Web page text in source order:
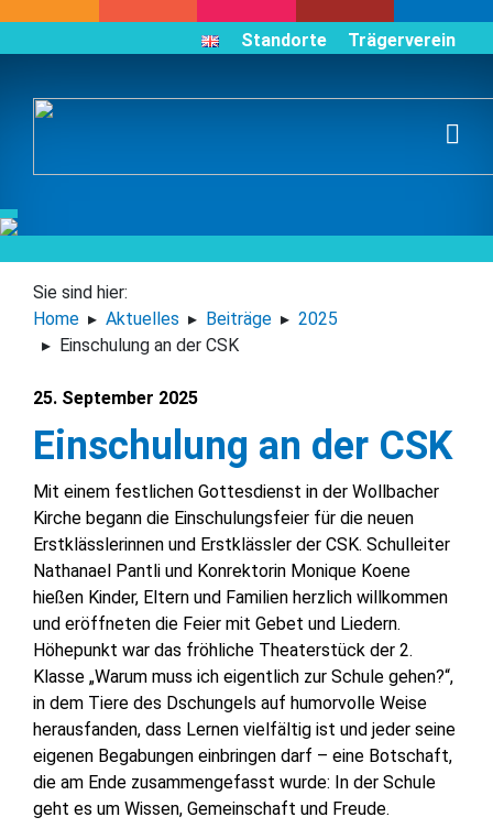
Standorte Trägerverein
Sie sind hier:
Home
Aktuelles Beiträge
2025
Einschulung an der CSK
25. September 2025
Einschulung an der CSK
Mit einem festlichen Gottesdienst in der Wollbacher
Kirche begann die Einschulungsfeier für die neuen
Erstklässlerinnen und Erstklässler der CSK. Schulleiter
Nathanael Pantli und Konrektorin Monique Koene
hießen Kinder, Eltern und Familien herzlich willkommen
und eröffneten die Feier mit Gebet und Liedern.
Höhepunkt war das fröhliche Theaterstück der 2.
Klasse „Warum muss ich eigentlich zur Schule gehen?“,
in dem Tiere des Dschungels auf humorvolle Weise
herausfanden, dass Lernen vielfältig ist und jeder seine
eigenen Begabungen einbringen darf – eine Botschaft,
die am Ende zusammengefasst wurde: In der Schule
geht es um Wissen, Gemeinschaft und Freude.